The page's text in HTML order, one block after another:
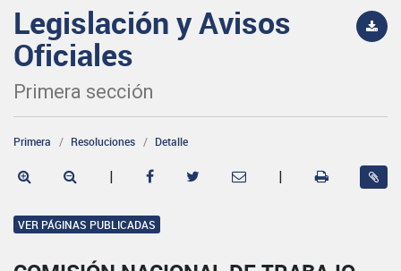
Legislación y Avisos
Oficiales
Primera sección
Primera Resoluciones Detalle
| |
VER PÁGINAS PUBLICADAS